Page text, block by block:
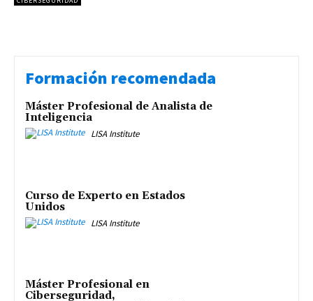
Formación recomendada
Máster Profesional de Analista de
Inteligencia
LISA Institute
Curso de Experto en Estados
Unidos
LISA Institute
Máster Profesional en
Ciberseguridad,